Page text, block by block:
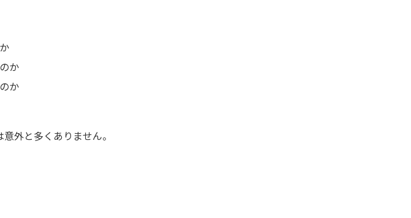
か
か
外と多くありません。